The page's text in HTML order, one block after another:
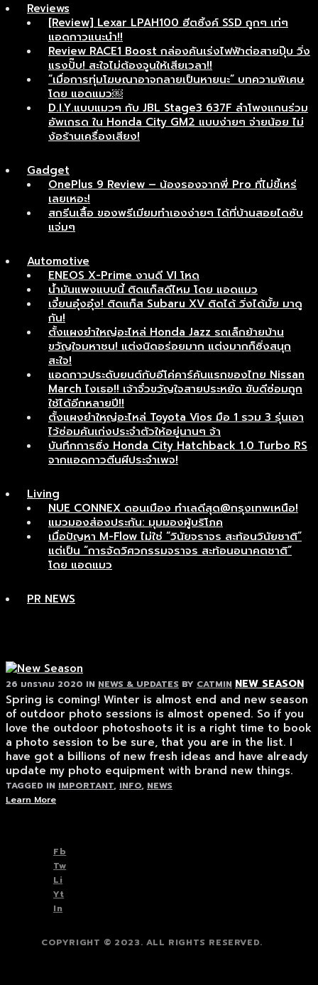
Reviews
[Review] Lexar LPAH100 ฮีตซิ้งค์ SSD ถูกๆ เท่ๆ
แอดกาวแนะนำ!!
Review RACE1 Boost กล่องคันเร่งไฟฟ้าต่อสายปุ๊บ วิ่ง
แรงปั๊บ! สะใจไม่ต้องจูนให้เสียเวลา!!
“เมื่อการทุ่มโฆษณาอาจกลายเป็นหายนะ” บทความพิเศษ
โดย แอดแมว￼
D.I.Y.แบบแมวๆ กับ JBL Stage3 637F ลำโพงแกนร่วม
อัพเกรด ใน Honda City GM2 แบบง่ายๆ จ่ายน้อย ไม่
ง้อร้านเครื่องเสียง!
Gadget
OnePlus 9 Review – น้องรองจากพี่ Pro ที่ไม่ขี้เหร่
เลยเหอะ!
สกรีนเสื้อ ของพรีเมียมทำเองง่ายๆ ได้ที่บ้านสอยไดซับ
แจ่มๆ
Automotive
ENEOS X-Prime งานดี VI โหด
น้ำมันแพงแบบนี้ ติดแก็สดีไหม โดย แอดแมว
เจี๋ยนอุ๋งอุ๋ง! ติดแก็ส Subaru XV ติดได้ วิ่งได้มั้ย มาดู
กัน!
ตั้งแผงยำใหญ่อะไหล่ Honda Jazz รถเล็กย้ายบ้าน
ขวัญใจมหาชน! แต่งนิดอร่อยมาก แต่งมากก็ซิ่งสนุก
สะใจ!
แอดกาวประดับยนต์กับอีโค่คาร์คันแรกของไทย Nissan
March ไงเธอ!! เจ้าจิ๋วขวัญใจสายประหยัด ขับดีซ่อมถูก
ใช้ได้อีกหลายปี!!
ตั้งแผงยำใหญ่อะไหล่ Toyota Vios มือ 1 รวม 3 รุ่นเอา
ไว้ซ่อมคันเก่งประจำตัวให้อยู่นานๆ จ้า
บันทึกการซิ่ง Honda City Hatchback 1.0 Turbo RS
จากแอดกาวตีนผีประจำเพจ!
Living
NUE CONNEX ดอนเมือง ทำเลดีสุด@กรุงเทพเหนือ!
แมวมองส่องประกัน: มุมมองผู้บริโภค
เมื่อปัญหา M-Flow ไม่ใช่ “วินัยจราจร สะท้อนวินัยชาติ”
แต่เป็น “การจัดวิศวกรรมจราจร สะท้อนอนาคตชาติ”
โดย แอดแมว
PR NEWS
26 มกราคม 2020 IN NEWS & UPDATES BY CATMIN NEW SEASON
Spring is coming! Winter is almost end and new season
of outdoor photo sessions is almost opened. So if you
love the outdoor photoshoots it is a right time to book
a photo session to be sure, that you are in the list. I
have got a billions of new fresh ideas and have already
update my photo equipment with brand new things.
TAGGED IN IMPORTANT, INFO, NEWS
Learn More
Fb
Tw
Li
Yt
In
COPYRIGHT © 2023. ALL RIGHTS RESERVED.